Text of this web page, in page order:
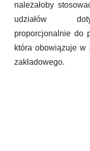
należałoby
udziałów
proporcjonalnie do
która obowiązuje w
zakładowego.